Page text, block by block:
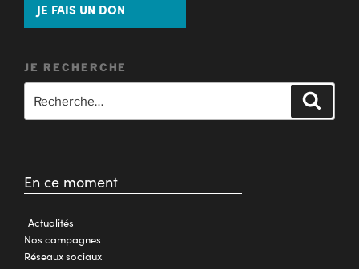
JE FAIS UN DON
JE RECHERCHE
En ce moment
Actualités
Nos campagnes
Réseaux sociaux